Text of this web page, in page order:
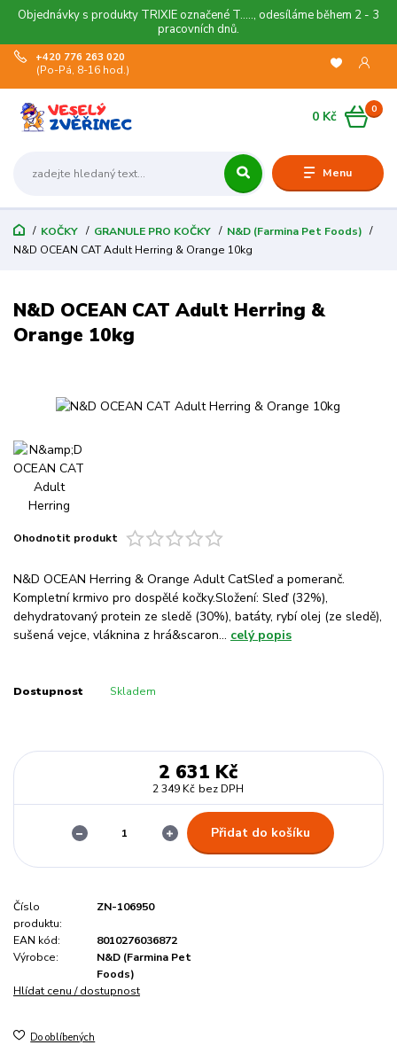
Objednávky s produkty TRIXIE označené T....., odesíláme během 2 - 3
pracovních dnů.
Menu
+420 776 263 020
(Po-Pá, 8-16 hod.)
0
0 Kč
KOČKY GRANULE PRO KOČKY
N&D (Farmina Pet Foods)
N&D OCEAN CAT Adult Herring & Orange 10kg
N&D OCEAN CAT Adult Herring &
Orange 10kg
Ohodnotit produkt
N&D OCEAN Herring & Orange Adult CatSleď a pomeranč.
Kompletní krmivo pro dospělé kočky.Složení: Sleď (32%),
dehydratovaný protein ze sledě (30%), batáty, rybí olej (ze sledě),
sušená vejce, vláknina z hrá&scaron... celý popis
Dostupnost Skladem
2 631 Kč
2 349 Kč bez DPH
Přidat do košíku
Číslo
produktu:
ZN-106950
EAN kód:
8010276036872
Výrobce:
N&D (Farmina Pet
Foods)
Hlídat cenu / dostupnost
Do oblíbených